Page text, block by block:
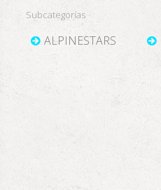
Subcategorías
ALPINESTARS